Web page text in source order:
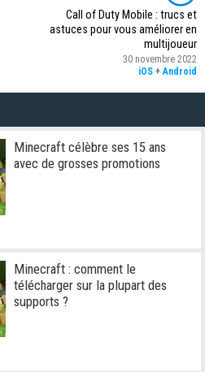
Call of Duty Mobile : trucs et
astuces pour vous améliorer en
multijoueur
30 novembre 2022
iOS + Android
Minecraft célèbre ses 15 ans
avec de grosses promotions
Minecraft : comment le
télécharger sur la plupart des
supports ?